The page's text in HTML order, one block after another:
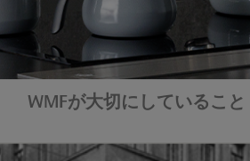
WMFが大切にしていること